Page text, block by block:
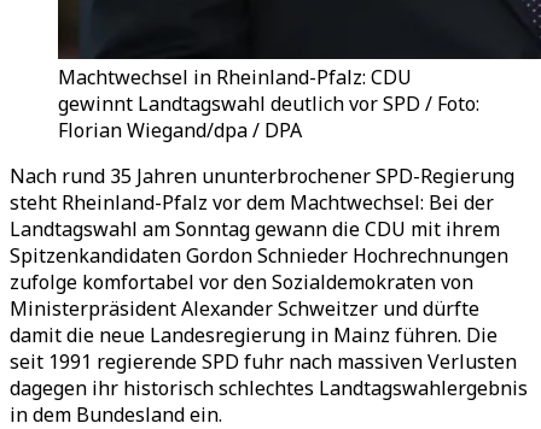
Machtwechsel in Rheinland-Pfalz: CDU
gewinnt Landtagswahl deutlich vor SPD / Foto:
Florian Wiegand/dpa / DPA
Nach rund 35 Jahren ununterbrochener SPD-Regierung
steht Rheinland-Pfalz vor dem Machtwechsel: Bei der
Landtagswahl am Sonntag gewann die CDU mit ihrem
Spitzenkandidaten Gordon Schnieder Hochrechnungen
zufolge komfortabel vor den Sozialdemokraten von
Ministerpräsident Alexander Schweitzer und dürfte
damit die neue Landesregierung in Mainz führen. Die
seit 1991 regierende SPD fuhr nach massiven Verlusten
dagegen ihr historisch schlechtes Landtagswahlergebnis
in dem Bundesland ein.